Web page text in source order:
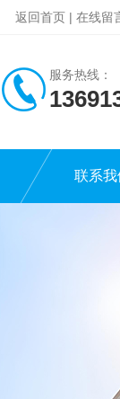
返回首页 | 在线留
服务热线：
联系我